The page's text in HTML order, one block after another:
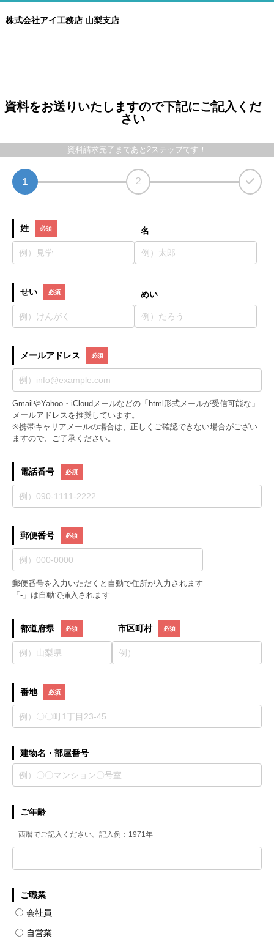
株式会社アイ工務店 山梨支店
資料をお送りいたしますので下記にご記入くだ
さい
資料請求完了まであと2ステップです！
１ ２
姓 名
せい めい
メールアドレス
GmailやYahoo・iCloudメールなどの「html形式メールが受信可能な」
メールアドレスを推奨しています。
※携帯キャリアメールの場合は、正しくご確認できない場合がござい
ますので、ご了承ください。
電話番号
郵便番号
郵便番号を入力いただくと自動で住所が入力されます
「-」は自動で挿入されます
都道府県 市区町村
番地
建物名・部屋番号
ご年齢
西暦でご記入ください。記入例：1971年
ご職業
会社員
自営業